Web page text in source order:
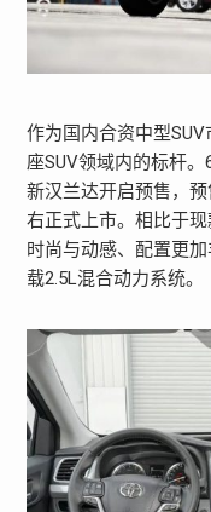
作为国内合资中型
座SUV领域内的标杆
新汉兰达开启预售，
右正式上市。相比于
时尚与动感、配置更
载2.5L混合动力系统。